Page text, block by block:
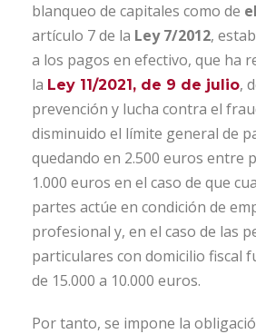
blanqueo de capitales como de
artículo 7 de la Ley 7/2012,
a los pagos en efectivo, que ha
la Ley 11/2021, de 9 de julio,
prevención y lucha contra el
disminuido el límite general de
quedando en 2.500 euros entre
1.000 euros en el caso de que
partes actúe en condición de
profesional y, en el caso de las
particulares con domicilio fiscal
de 15.000 a 10.000 euros.
Por tanto, se impone la